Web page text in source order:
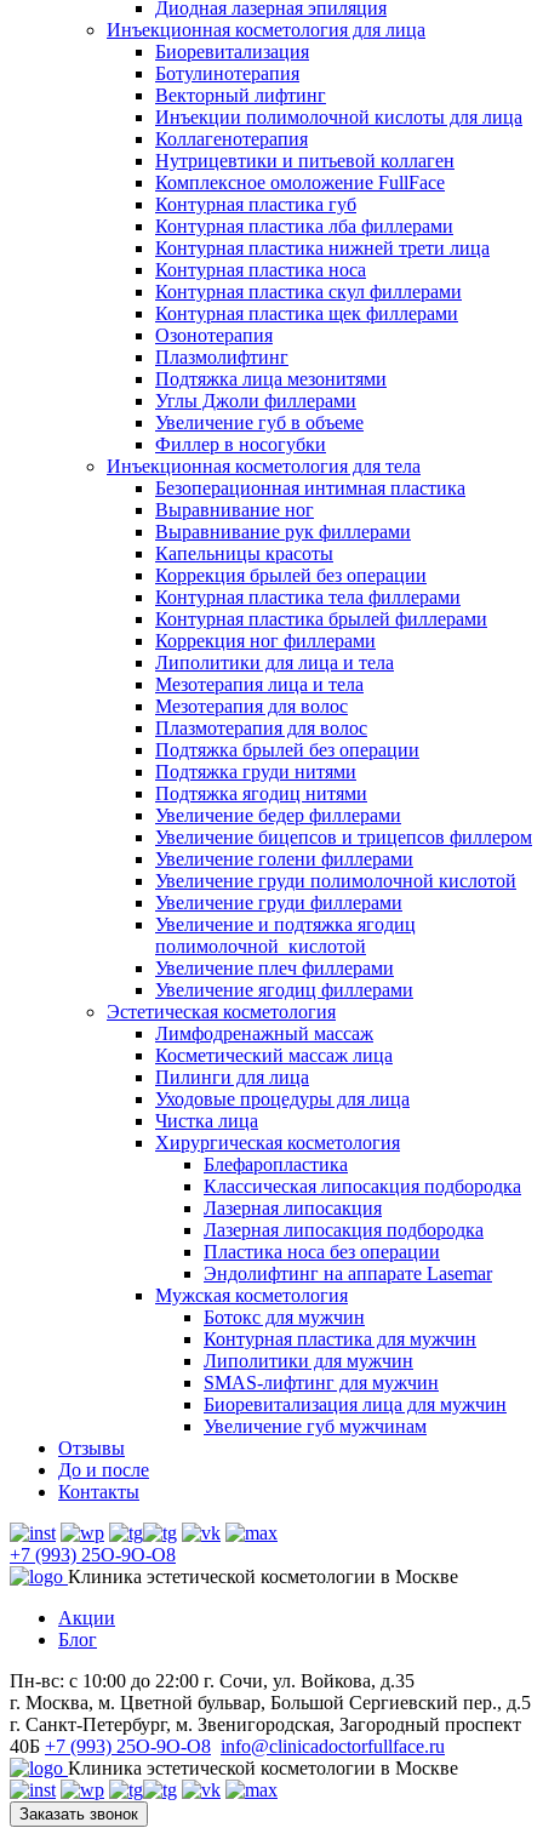
Диодная лазерная эпиляция
Инъекционная косметология для лица
Биоревитализация
Ботулинотерапия
Векторный лифтинг
Инъекции полимолочной кислоты для лица
Коллагенотерапия
Нутрицевтики и питьевой коллаген
Комплексное омоложение FullFace
Контурная пластика губ
Контурная пластика лба филлерами
Контурная пластика нижней трети лица
Контурная пластика носа
Контурная пластика скул филлерами
Контурная пластика щек филлерами
Озонотерапия
Плазмолифтинг
Подтяжка лица мезонитями
Углы Джоли филлерами
Увеличение губ в объеме
Филлер в носогубки
Инъекционная косметология для тела
Безоперационная интимная пластика
Выравнивание ног
Выравнивание рук филлерами
Капельницы красоты
Коррекция брылей без операции
Контурная пластика тела филлерами
Контурная пластика брылей филлерами
Коррекция ног филлерами
Липолитики для лица и тела
Мезотерапия лица и тела
Мезотерапия для волос
Плазмотерапия для волос
Подтяжка брылей без операции
Подтяжка груди нитями
Подтяжка ягодиц нитями
Увеличение бедер филлерами
Увеличение бицепсов и трицепсов филлером
Увеличение голени филлерами
Увеличение груди полимолочной кислотой
Увеличение груди филлерами
Увеличение и подтяжка ягодиц
полимолочной кислотой
Увеличение плеч филлерами
Увеличение ягодиц филлерами
Эстетическая косметология
Лимфодренажный массаж
Косметический массаж лица
Пилинги для лица
Уходовые процедуры для лица
Чистка лица
Хирургическая косметология
Блефаропластика
Классическая липосакция подбородка
Лазерная липосакция
Лазерная липосакция подбородка
Пластика носа без операции
Эндолифтинг на аппарате Lasemar
Мужская косметология
Ботокс для мужчин
Контурная пластика для мужчин
Липолитики для мужчин
SMAS-лифтинг для мужчин
Биоревитализация лица для мужчин
Увеличение губ мужчинам
Отзывы
До и после
Контакты
+7 (993) 25O-9O-O8
Клиника эстетической косметологии в Москве
Акции
Блог
Пн-вс: с 10:00 до 22:00 г. Сочи, ул. Войкова, д.35
г. Москва, м. Цветной бульвар, Большой Сергиевский пер., д.5
г. Санкт-Петербург, м. Звенигородская, Загородный проспект
40Б +7 (993) 25O-9O-O8 info@clinicadoctorfullface.ru
Клиника эстетической косметологии в Москве
Заказать звонок